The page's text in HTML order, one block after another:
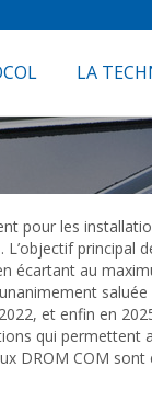
LA
pour les
au
et enfin en
qui permettent
DROM COM